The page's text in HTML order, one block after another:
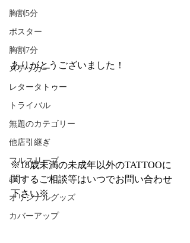
胸割5分
ポスター
胸割7分
ステッカー
レタータトゥー
トライバル
無題のカテゴリー
他店引継ぎ
フルスリーブ
aT
オリジナルグッズ
カバーアップ
ありがとうございました！
※18歳未満の未成年以外のTATTOOに
関するご相談等はいつでお問い合わせ
下さい※